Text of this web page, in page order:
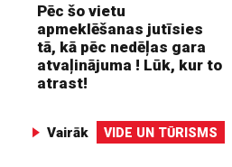
Pēc šo vietu
apmeklēšanas jutīsies
tā, kā pēc nedēļas gara
atvaļinājuma ! Lūk, kur to
atrast!
Vairāk VIDE UN TŪRISMS